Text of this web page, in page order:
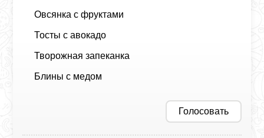
Овсянка с фруктами
Тосты с авокадо
Творожная запеканка
Блины с медом
Голосовать